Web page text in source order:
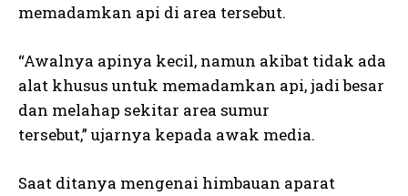
memadamkan api di area tersebut.
“Awalnya apinya kecil, namun akibat tidak ada
alat khusus untuk memadamkan api, jadi besar
dan melahap sekitar area sumur
tersebut,” ujarnya kepada awak media.
Saat ditanya mengenai himbauan aparat